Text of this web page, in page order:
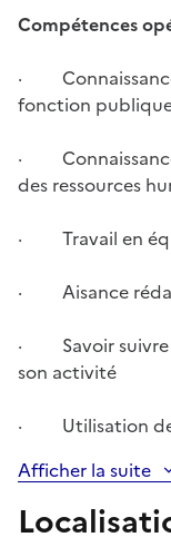
Compétences
·
fonction
·
des ressources
· Travail en
· Aisance
· Savoir suivre
son activité
· Utilisation des
Afficher la suite